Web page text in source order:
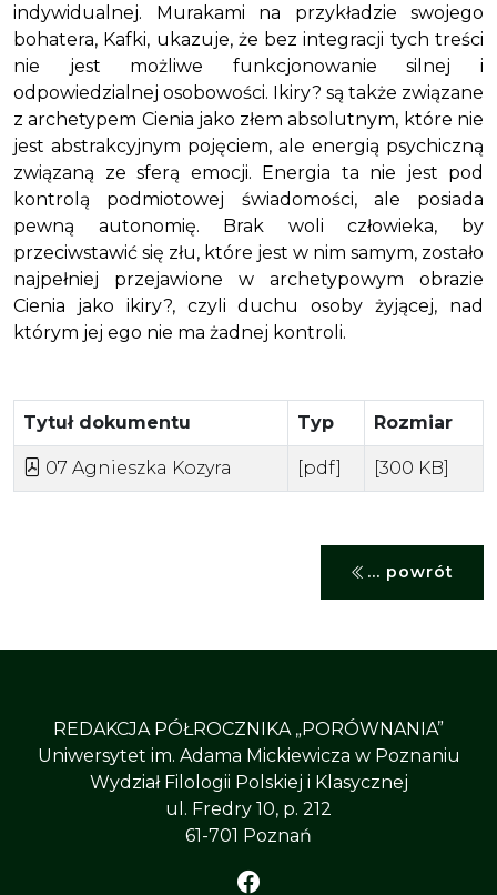
indywidualnej. Murakami na przykładzie swojego
bohatera, Kafki, ukazuje, że bez integracji tych treści
nie jest możliwe funkcjonowanie silnej i
odpowiedzialnej osobowości. Ikiry? są także związane
z archetypem Cienia jako złem absolutnym, które nie
jest abstrakcyjnym pojęciem, ale energią psychiczną
związaną ze sferą emocji. Energia ta nie jest pod
kontrolą podmiotowej świadomości, ale posiada
pewną autonomię. Brak woli człowieka, by
przeciwstawić się złu, które jest w nim samym, zostało
najpełniej przejawione w archetypowym obrazie
Cienia jako ikiry?, czyli duchu osoby żyjącej, nad
którym jej ego nie ma żadnej kontroli.
Tytuł dokumentu Typ Rozmiar
07 Agnieszka Kozyra [pdf] [300 KB]
... powrót
REDAKCJA PÓŁROCZNIKA „PORÓWNANIA”
Uniwersytet im. Adama Mickiewicza w Poznaniu
Wydział Filologii Polskiej i Klasycznej
ul. Fredry 10, p. 212
61-701 Poznań